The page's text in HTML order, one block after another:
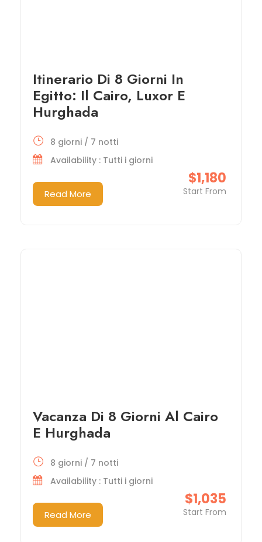
Itinerario Di 8 Giorni In
Egitto: Il Cairo, Luxor E
Hurghada
$1,180
Start From
8 giorni / 7 notti
Availability : Tutti i giorni
Read More
Vacanza Di 8 Giorni Al Cairo
E Hurghada
$1,035
Start From
8 giorni / 7 notti
Availability : Tutti i giorni
Read More